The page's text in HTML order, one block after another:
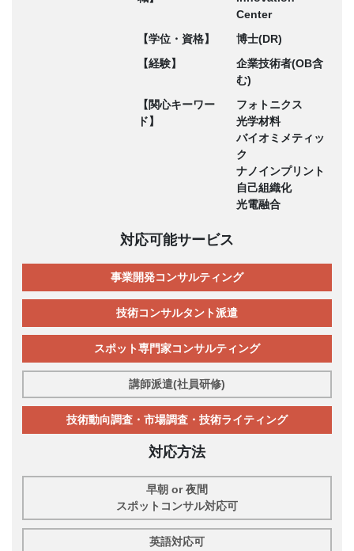
Center
【学位・資格】
博士(DR)
【経験】
企業技術者(OB含
む)
【関心キーワー
ド】
フォトニクス
光学材料
バイオミメティッ
ク
ナノインプリント
自己組織化
光電融合
対応可能サービス
事業開発コンサルティング
技術コンサルタント派遣
スポット専門家コンサルティング
講師派遣(社員研修)
技術動向調査・市場調査・技術ライティング
対応方法
早朝 or 夜間
スポットコンサル対応可
英語対応可